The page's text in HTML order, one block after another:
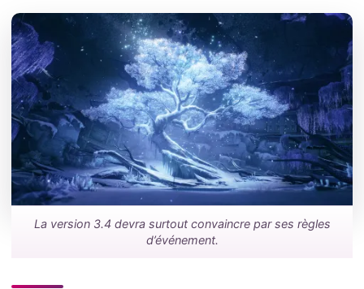
La version 3.4 devra surtout convaincre par ses règles
d’événement.